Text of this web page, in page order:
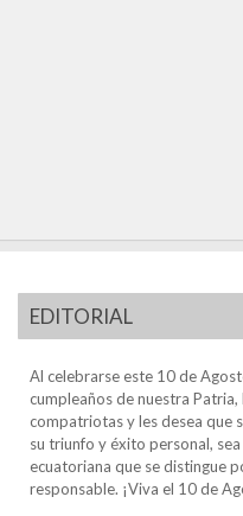
EDITORIAL
Al celebrarse este 10 de
cumpleaños de nuestra
compatriotas y les desea que
su triunfo y éxito personal,
ecuatoriana que se distingue
responsable. ¡Viva el 10 de